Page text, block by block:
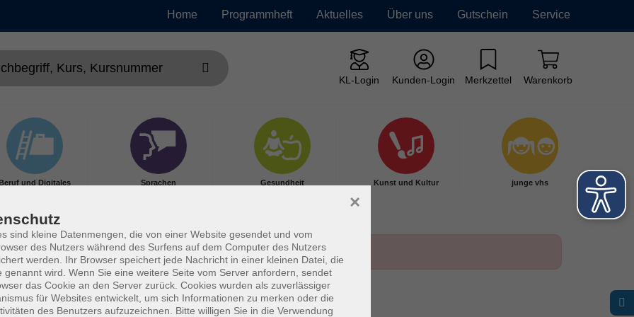
Home Programmheft Aktuelles Über uns Gutschein Service
KL-Login Kunden-Login Merkzettel Warenkorb
Beruf und Digitales Sprachen Gesundheit Kunst und Kultur junge vhs
sind kleine Datenmengen, die von einer Website gesendet und vom
des Nutzers während des Surfens auf dem Computer des Nutzers
werden. Ihr Browser speichert jede Nachricht in einer kleinen Datei, die
genannt wird. Wenn Sie eine weitere Seite vom Server anfordern, sendet
das Cookie an den Server zurück. Cookies wurden als zuverlässiger
für Websites entwickelt, um sich Informationen zu merken oder die
des Benutzers aufzuzeichnen. Bitte willigen Sie in die Verwendung
×